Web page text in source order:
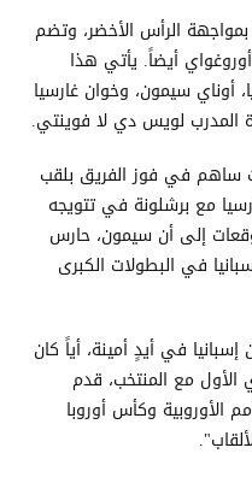
الرأس الأخضر، وتضم
أيضاً. يأتي هذا
أوناي سيمون، وخوان غارسيا
المدرب لويس دي لا فوينتي.
ساهم في فوز الفريق بلقب
مع برشلونة في تتويجه
إلى أن سيمون، حارس
في البطولات الكبرى
في أيدٍ أمينة، أياً كان
مع المنتخب، قدم
الأوروبية وكأس أوروبا